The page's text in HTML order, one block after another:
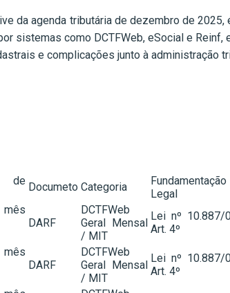
da agenda tributária de dezembro de
sistemas como DCTFWeb, eSocial e
e complicações junto à administração
de Documeto Categoria
Fundamentação
Legal
DARF
DCTFWeb
Geral Mensal
/ MIT
Lei nº 10.887/
Art. 4º
DARF
DCTFWeb
Geral Mensal
/ MIT
Lei nº 10.887/
Art. 4º